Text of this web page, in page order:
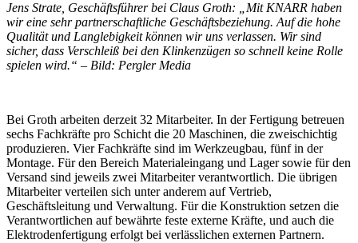
Jens Strate, Geschäftsführer bei Claus Groth: „Mit KNARR haben
wir eine sehr partnerschaftliche Geschäftsbeziehung. Auf die hohe
Qualität und Langlebigkeit können wir uns verlassen. Wir sind
sicher, dass Verschleiß bei den Klinkenzügen so schnell keine Rolle
spielen wird.“ – Bild: Pergler Media
Bei Groth arbeiten derzeit 32 Mitarbeiter. In der Fertigung betreuen
sechs Fachkräfte pro Schicht die 20 Maschinen, die zweischichtig
produzieren. Vier Fachkräfte sind im Werkzeugbau, fünf in der
Montage. Für den Bereich Materialeingang und Lager sowie für den
Versand sind jeweils zwei Mitarbeiter verantwortlich. Die übrigen
Mitarbeiter verteilen sich unter anderem auf Vertrieb,
Geschäftsleitung und Verwaltung. Für die Konstruktion setzen die
Verantwortlichen auf bewährte feste externe Kräfte, und auch die
Elektrodenfertigung erfolgt bei verlässlichen externen Partnern.